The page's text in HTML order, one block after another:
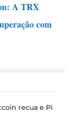
A TRX
com
recua e Pi